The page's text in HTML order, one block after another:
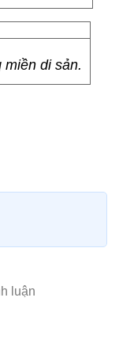
miền di sản.